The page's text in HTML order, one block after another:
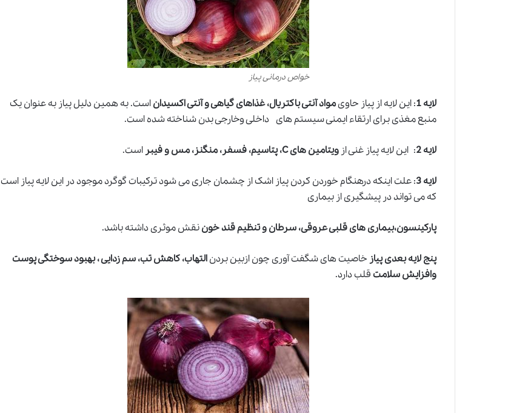
خواص درمانی پیاز
لایه 1 : این لایه از پیاز حاویمواد آنتی باکتریال، غذاهای گیاهی و آنتی اکسیداناست. به همین دلیل پیاز به عنوان یک
منبع مغذی برای ارتقاء ایمنی سیستم های داخلی وخارجی بدن شناخته شده است.
لایه 2 : این لایه پیاز غنی از ویتامین های C، پتاسیم، فسفر، منگنز، مس و فیبر است.
لایه 3 : علت اینکه درهنگام خوردن کردن پیاز اشکاز چشمان جاری می شود ترکیبات گوگرد موجود در این لایه پیاز است
که می تواند در پیشگیری از بیماری
پارکینسون،بیماری های قلبی عروقی، سرطان و تنظیم قند خوننقش موثری داشته باشد.
پنج لایه بعدی پیاز خاصیت های شگفت آوری چون ازبین بردنالتهاب، کاهش تب، سم زدایی ، بهبود سوختگی پوست
وافزایش سلامتقلب دارد.